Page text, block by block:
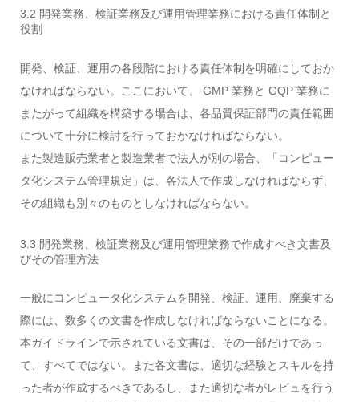
3.2 開発業務、検証業務及び運用管理業務における責任体制と
役割
開発、検証、運用の各段階における責任体制を明確にしておか
なければならない。ここにおいて、 GMP 業務と GQP 業務に
またがって組織を構築する場合は、各品質保証部門の責任範囲
について十分に検討を行っておかなければならない。
また製造販売業者と製造業者で法人が別の場合、「コンピュー
タ化システム管理規定」は、各法人で作成しなければならず、
その組織も別々のものとしなければならない。
3.3 開発業務、検証業務及び運用管理業務で作成すべき文書及
びその管理方法
一般にコンピュータ化システムを開発、検証、運用、廃棄する
際には、数多くの文書を作成しなければならないことになる。
本ガイドラインで示されている文書は、その一部だけであっ
て、すべてではない。また各文書は、適切な経験とスキルを持
った者が作成するべきであるし、また適切な者がレビュを行う